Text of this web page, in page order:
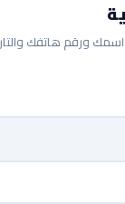
اسمك ورقم هاتفك